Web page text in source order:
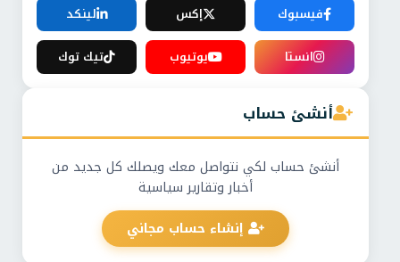
فيسبوك إكس
لينكد
انستا
يوتيوب تيك توك
أنشئ حساب
أنشئ حساب لكي نتواصل معك ويصلك كل جديد من
أخبار وتقارير سياسية
إنشاء حساب مجاني